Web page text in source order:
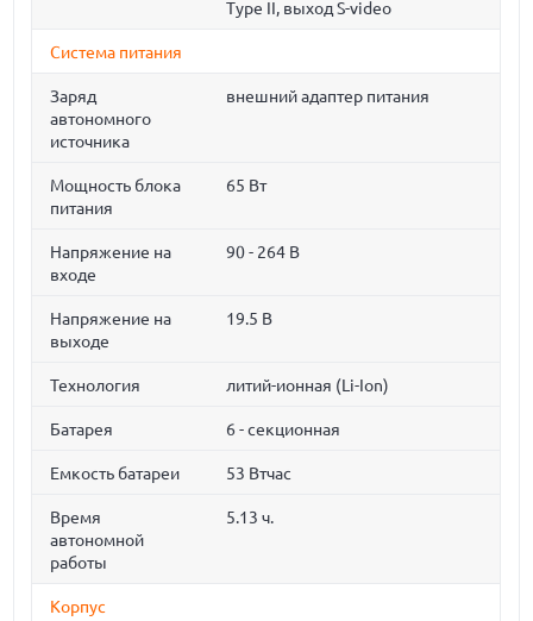
Type II, выход S-video
Система питания
Заряд
автономного
источника
внешний адаптер питания
Мощность блока
питания
65 Вт
Напряжение на
входе
90 - 264 В
Напряжение на
выходе
19.5 В
Технология литий-ионная (Li-Ion)
Батарея 6 - секционная
Емкость батареи 53 Втчас
Время
автономной
работы
5.13 ч.
Корпус